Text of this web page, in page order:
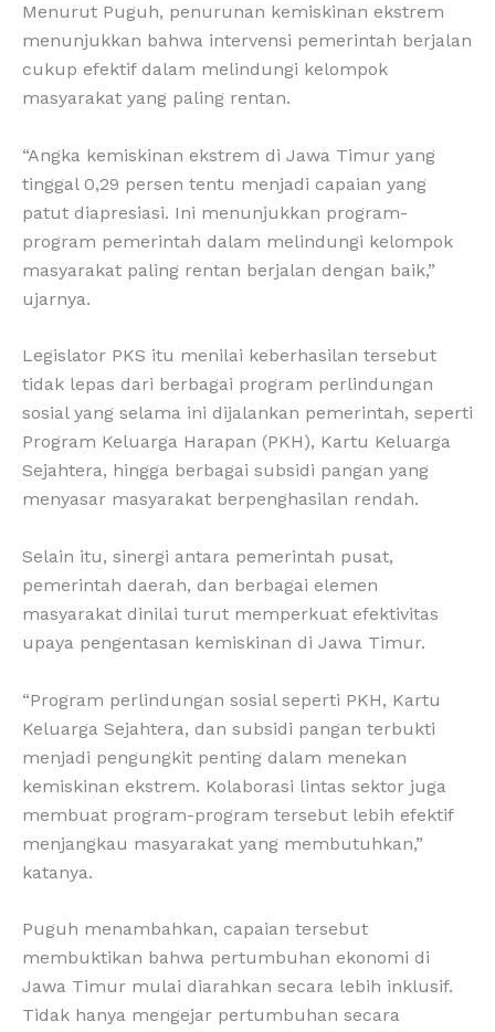
Menurut Puguh, penurunan kemiskinan ekstrem
menunjukkan bahwa intervensi pemerintah berjalan
cukup efektif dalam melindungi kelompok
masyarakat yang paling rentan.
“Angka kemiskinan ekstrem di Jawa Timur yang
tinggal 0,29 persen tentu menjadi capaian yang
patut diapresiasi. Ini menunjukkan program-
program pemerintah dalam melindungi kelompok
masyarakat paling rentan berjalan dengan baik,”
ujarnya.
Legislator PKS itu menilai keberhasilan tersebut
tidak lepas dari berbagai program perlindungan
sosial yang selama ini dijalankan pemerintah, seperti
Program Keluarga Harapan (PKH), Kartu Keluarga
Sejahtera, hingga berbagai subsidi pangan yang
menyasar masyarakat berpenghasilan rendah.
Selain itu, sinergi antara pemerintah pusat,
pemerintah daerah, dan berbagai elemen
masyarakat dinilai turut memperkuat efektivitas
upaya pengentasan kemiskinan di Jawa Timur.
“Program perlindungan sosial seperti PKH, Kartu
Keluarga Sejahtera, dan subsidi pangan terbukti
menjadi pengungkit penting dalam menekan
kemiskinan ekstrem. Kolaborasi lintas sektor juga
membuat program-program tersebut lebih efektif
menjangkau masyarakat yang membutuhkan,”
katanya.
Puguh menambahkan, capaian tersebut
membuktikan bahwa pertumbuhan ekonomi di
Jawa Timur mulai diarahkan secara lebih inklusif.
Tidak hanya mengejar pertumbuhan secara